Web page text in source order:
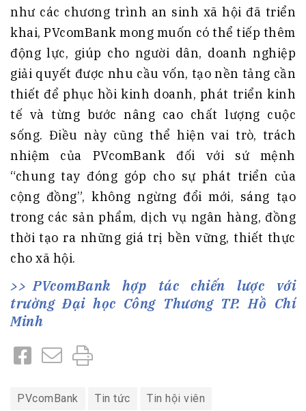
như các chương trình an sinh xã hội đã triển
khai, PVcomBank mong muốn có thể tiếp thêm
động lực, giúp cho người dân, doanh nghiệp
giải quyết được nhu cầu vốn, tạo nền tảng cần
thiết để phục hồi kinh doanh, phát triển kinh
tế và từng bước nâng cao chất lượng cuộc
sống. Điều này cũng thể hiện vai trò, trách
nhiệm của PVcomBank đối với sứ mệnh
“chung tay đóng góp cho sự phát triển của
cộng đồng”, không ngừng đổi mới, sáng tạo
trong các sản phẩm, dịch vụ ngân hàng, đồng
thời tạo ra những giá trị bền vững, thiết thực
cho xã hội.
PVcomBank hợp tác chiến lược với
trường Đại học Công Thương TP. Hồ Chí
Minh
PVcomBank Tin tức Tin hội viên